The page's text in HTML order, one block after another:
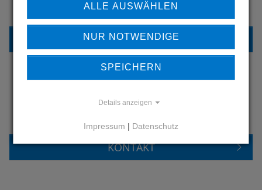
UNSERE REFERENZEN
REFERENZEN
HABEN SIE FRAGEN?
KONTAKT
ALLE AUSWÄHLEN
NUR NOTWENDIGE
SPEICHERN
Details anzeigen
Impressum | Datenschutz